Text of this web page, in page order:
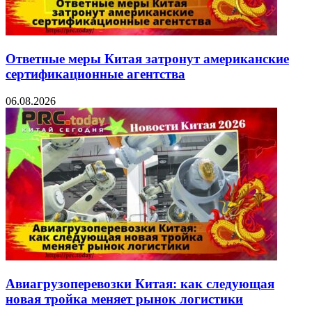
Ответные меры Китая затронут американские
сертификационные агентства
06.08.2026
Авиагрузоперевозки Китая: как следующая
новая тройка меняет рынок логистики